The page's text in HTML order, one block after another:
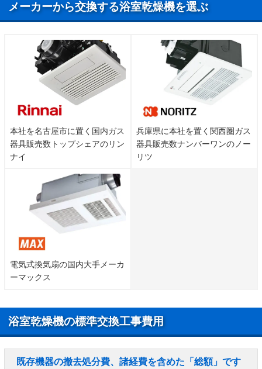
メーカーから交換する浴室乾燥機を選ぶ
本社を名古屋市に置く国内ガス
器具販売数トップシェアのリン
ナイ
兵庫県に本社を置く関西圏ガス
器具販売数ナンバーワンのノー
リツ
電気式換気扇の国内大手メーカ
ーマックス
浴室乾燥機の標準交換工事費用
既存機器の撤去処分費、諸経費を含めた「総額」です